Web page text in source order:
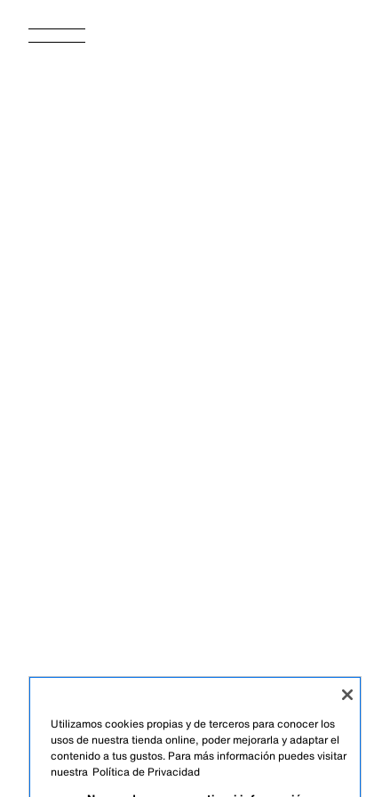
Utilizamos cookies propias y de terceros para conocer los
usos de nuestra tienda online, poder mejorarla y adaptar el
contenido a tus gustos. Para más información puedes visitar
nuestra Política de Privacidad